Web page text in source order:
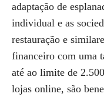
adaptação de
individual e as
restauração e
financeiro com uma
até ao limite de
lojas online, são